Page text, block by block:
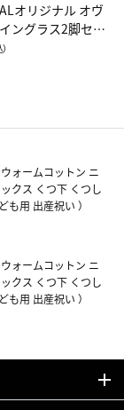
オリジナル オヴ
ングラス2脚セッ
ン）
ォームコットン ニ
クス くつ下 くつし
用 出産祝い ）
ォームコットン ニ
クス くつ下 くつし
用 出産祝い ）